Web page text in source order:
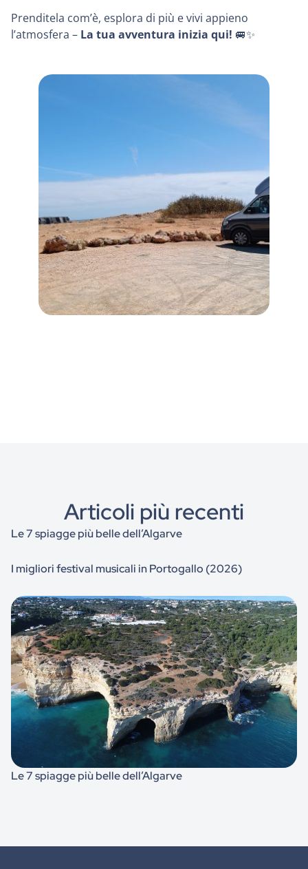
Prenditela com’è, esplora di più e vivi appieno
l’atmosfera – La tua avventura inizia qui! 🚐✨
Articoli più recenti
Le 7 spiagge più belle dell’Algarve
I migliori festival musicali in Portogallo (2026)
Le 7 spiagge più belle dell’Algarve